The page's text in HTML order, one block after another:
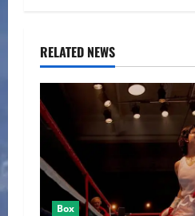
RELATED NEWS
Box